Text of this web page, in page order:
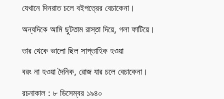
যেখানে দিনরাত চলে বইপত্রের বেচাকেনা।
অন্যদিকে আমি ছুটতাম রাস্তা দিয়ে, গলা ফাটিয়ে।
তার থেকে ভালো ছিল সাপ্তাহিক হওয়া
বরং না হওয়া দৈনিক, রোজ যার চলে বেচাকেনা।
রচনাকাল : ৮ ডিসেম্বর ১৯৪০